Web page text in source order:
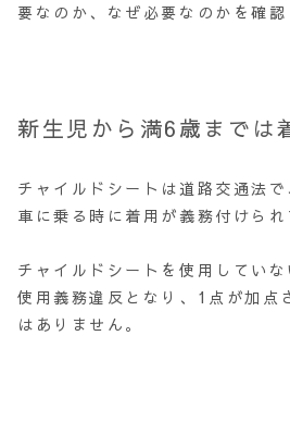
要なのか、なぜ必要なのかを確認
新生児から満6歳までは
チャイルドシートは道路交通法
車に乗る時に着用が義務付けられ
チャイルドシートを使用してい
使用義務違反となり、1点が加点
はありません。